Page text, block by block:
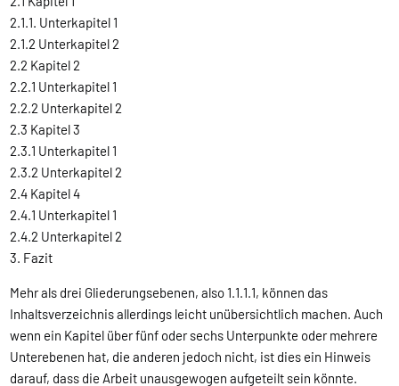
2.1.1. Unterkapitel 1
2.1.2 Unterkapitel 2
2.2 Kapitel 2
2.2.1 Unterkapitel 1
2.2.2 Unterkapitel 2
2.3 Kapitel 3
2.3.1 Unterkapitel 1
2.3.2 Unterkapitel 2
2.4 Kapitel 4
2.4.1 Unterkapitel 1
2.4.2 Unterkapitel 2
3. Fazit
Mehr als drei Gliederungsebenen, also 1.1.1.1, können das
Inhaltsverzeichnis allerdings leicht unübersichtlich machen. Auch
wenn ein Kapitel über fünf oder sechs Unterpunkte oder mehrere
Unterebenen hat, die anderen jedoch nicht, ist dies ein Hinweis
darauf, dass die Arbeit unausgewogen aufgeteilt sein könnte.